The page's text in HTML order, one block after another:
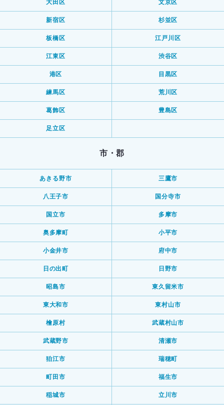
大田区 文京区
新宿区 杉並区
板橋区 江戸川区
江東区 渋谷区
港区 目黒区
練馬区 荒川区
葛飾区 豊島区
足立区
市・郡
あきる野市 三鷹市
八王子市 国分寺市
国立市 多摩市
奥多摩町 小平市
小金井市 府中市
日の出町 日野市
昭島市 東久留米市
東大和市 東村山市
檜原村 武蔵村山市
武蔵野市 清瀬市
狛江市 瑞穂町
町田市 福生市
稲城市 立川市